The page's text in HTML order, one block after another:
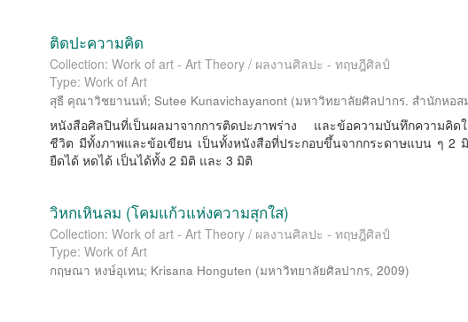
ติดปะความคิด
Collection: Work of art - Art Theory / ผลงานศิลปะ - ทฤษฎีศิลป์
Type: Work of Art
สุธี คุณาวิชยานนท์;Sutee Kunavichayanont (มหาวิทยาลัยศิลปากร. สำนักหอส
หนังสือศิลปินที่เป็นผลมาจากการติดปะภาพร่าง และข้อความบันทึกความคิด
ชีวิต มีทั้งภาพและข้อเขียน เป็นทั้งหนังสือที่ประกอบขึ้นจากกระดาษแบน ๆ 2
ยืดได้ หดได้ เป็นได้ทั้ง 2 มิติ และ 3 มิติ
วิหกเหินลม (โคมแก้วแห่งความสุกใส)
Collection: Work of art - Art Theory / ผลงานศิลปะ - ทฤษฎีศิลป์
Type: Work of Art
กฤษณา หงษ์อุเทน; Krisana Honguten (มหาวิทยาลัยศิลปากร,2009)